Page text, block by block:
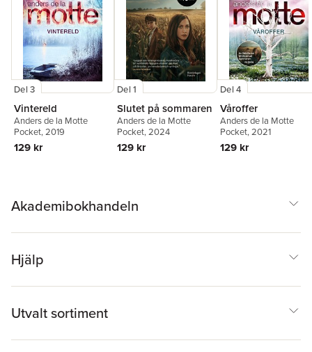
Del 3
Vintereld
Anders de la Motte
Pocket, 2019
129 kr
Del 1
Slutet på sommaren
Anders de la Motte
Pocket, 2024
129 kr
Del 4
Våroffer
Anders de la Motte
Pocket, 2021
129 kr
Akademibokhandeln
Hjälp
Utvalt sortiment